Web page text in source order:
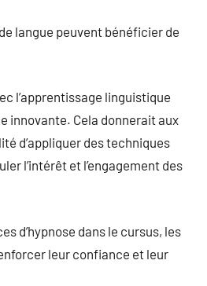
langue peuvent bénéficier de
l’apprentissage linguistique
innovante. Cela donnerait aux
d’appliquer des techniques
l’intérêt et l’engagement des
d’hypnose dans le cursus, les
leur confiance et leur